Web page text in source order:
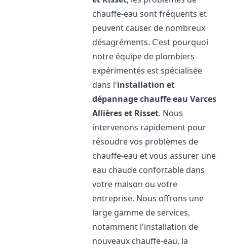
chauffe-eau sont fréquents et
peuvent causer de nombreux
désagréments. C'est pourquoi
notre équipe de plombiers
expérimentés est spécialisée
dans l'installation et
dépannage chauffe eau Varces
Allières et Risset. Nous
intervenons rapidement pour
résoudre vos problèmes de
chauffe-eau et vous assurer une
eau chaude confortable dans
votre maison ou votre
entreprise. Nous offrons une
large gamme de services,
notamment l'installation de
nouveaux chauffe-eau, la